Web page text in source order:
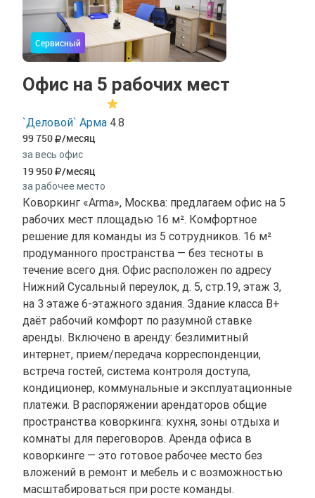
Сервисный
Офис на 5 рабочих мест
`Деловой` Арма 4.8
99 750 /месяц
за весь офис
19 950 /месяц
за рабочее место
Коворкинг «Arma», Москва: предлагаем офис на 5
рабочих мест площадью 16 м². Комфортное
решение для команды из 5 сотрудников. 16 м²
продуманного пространства — без тесноты в
течение всего дня. Офис расположен по адресу
Нижний Сусальный переулок, д. 5, стр.19, этаж 3,
на 3 этаже 6-этажного здания. Здание класса B+
даёт рабочий комфорт по разумной ставке
аренды. Включено в аренду: безлимитный
интернет, прием/передача корреспонденции,
встреча гостей, система контроля доступа,
кондиционер, коммунальные и эксплуатационные
платежи. В распоряжении арендаторов общие
пространства коворкинга: кухня, зоны отдыха и
комнаты для переговоров. Аренда офиса в
коворкинге — это готовое рабочее место без
вложений в ремонт и мебель и с возможностью
масштабироваться при росте команды.